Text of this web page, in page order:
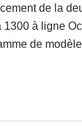
de la
1300 à ligne
de